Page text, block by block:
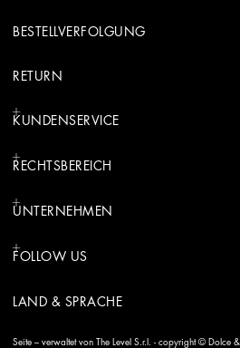
BESTELLVERFOLGUNG
RETURN
KUNDENSERVICE
RECHTSBEREICH
UNTERNEHMEN
FOLLOW US
LAND & SPRACHE
Seite – verwaltet von The Level S.r.l. - copyright © Dolce